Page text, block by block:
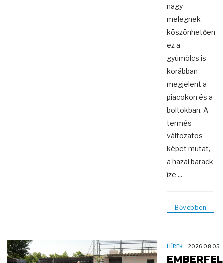
nagy
melegnek
köszönhetően
ez a
gyümölcs is
korábban
megjelent a
piacokon és a
boltokban. A
termés
változatos
képet mutat,
a hazai barack
íze ...
Bővebben
HÍREK 2026.08.05